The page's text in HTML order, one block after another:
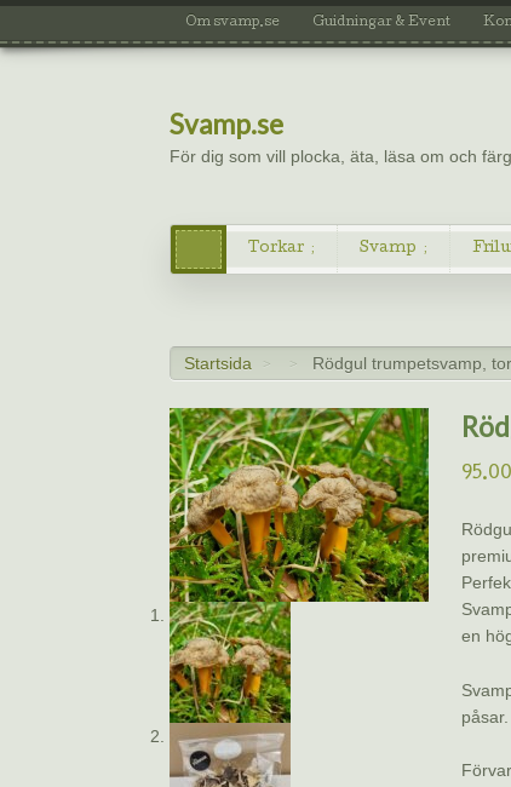
Om svamp.se Guidningar & Event
Svamp.se
För dig som vill plocka, äta, läsa om och
Torkar Svamp
Startsida > > Rödgul trumpetsvamp,
95.00
en
påsar.